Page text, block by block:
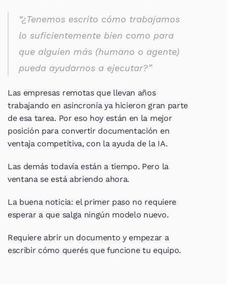
“¿Tenemos escrito cómo trabajamos
lo suficientemente bien como para
que alguien más (humano o agente)
pueda ayudarnos a ejecutar?”
Las empresas remotas que llevan años
trabajando en asincronía ya hicieron gran parte
de esa tarea. Por eso hoy están en la mejor
posición para convertir documentación en
ventaja competitiva, con la ayuda de la IA.
Las demás todavía están a tiempo. Pero la
ventana se está abriendo ahora.
La buena noticia: el primer paso no requiere
esperar a que salga ningún modelo nuevo.
Requiere abrir un documento y empezar a
escribir cómo querés que funcione tu equipo.